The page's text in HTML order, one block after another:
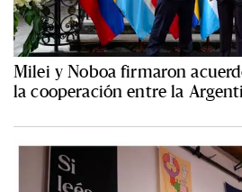
Milei y Noboa firmaron
la cooperación entre la